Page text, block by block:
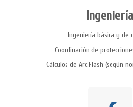
Ingeniería
Ingeniería básica y de
Coordinación de
Cálculos de Arc Flash (según